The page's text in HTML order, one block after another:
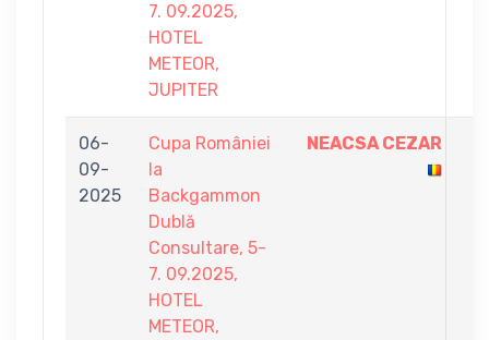
7. 09.2025,
HOTEL
METEOR,
JUPITER
06-
09-
2025
Cupa României
la
Backgammon
Dublă
Consultare, 5-
7. 09.2025,
HOTEL
METEOR,
NEACSA CEZAR